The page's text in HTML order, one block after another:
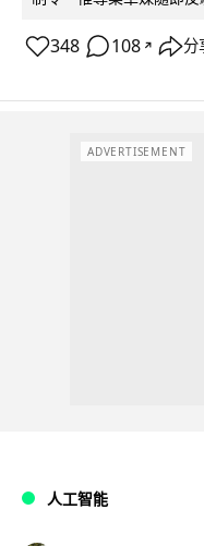
348 108 ↗ 分
ADVERTISEMENT
人工智能